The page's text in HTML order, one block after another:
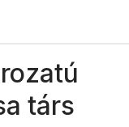
társ